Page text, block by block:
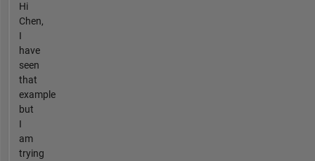
Hi
Chen,
I
have
seen
that
example
but
I
am
trying